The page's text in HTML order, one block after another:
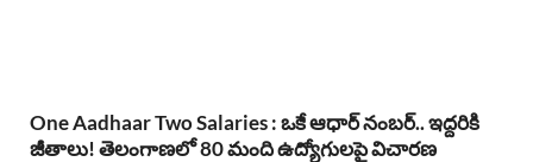
One Aadhaar Two Salaries : ఒకే ఆధార్ నంబర్.. ఇద్దరికి
జీతాలు! తెలంగాణలో 80 మంది ఉద్యోగులపై విచారణ